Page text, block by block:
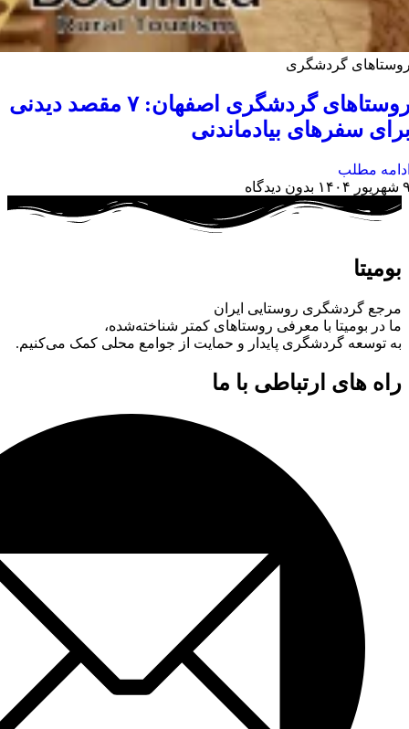
گردشگری
روستاهای گردشگری اصفهان: ۷ مقصد دیدنی
سفرهای بیادماندنی
مطلب
۱۴۰۴
بدون دیدگاه
بومیتا
مرجع گردشگری روستایی ایران
ما در بومیتا با معرفی روستاهای کمتر شناخته‌شده،
به توسعه گردشگری پایدار و حمایت از جوامع محلی کمک می‌کنیم.
راه های ارتباطی با ما